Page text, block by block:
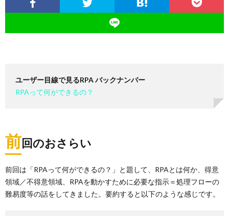
ユーザー目線で見るRPA バックナンバー
RPAって何ができるの？
前回のおさらい
前回は「RPAって何ができるの？」と題して、RPAとは何か、得意
領域／不得意領域、RPAを動かすために必要な指示＝処理フローの
難易度等の話をしてきました。要約すると以下のような感じです。